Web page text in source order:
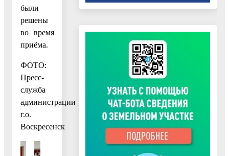
были
решены
во время
приёма.
ФОТО:
Пресс-
служба
администрации
г.о.
Воскресенск